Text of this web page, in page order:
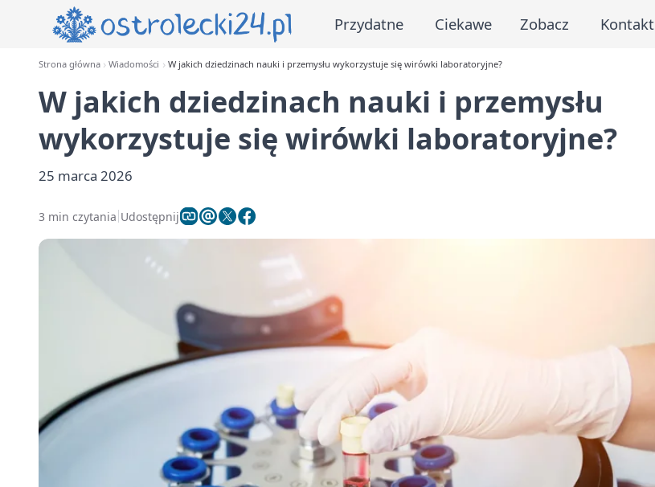
Przydatne Ciekawe Zobacz Kontakt
Strona główna Wiadomości W jakich dziedzinach nauki i przemysłu wykorzystuje się wirówki laboratoryjne?
W jakich dziedzinach nauki i przemysłu
wykorzystuje się wirówki laboratoryjne?
25 marca 2026
3 min czytania Udostępnij